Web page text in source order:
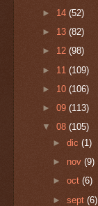
► 14 (52)
► 13 (82)
► 12 (98)
► 11 (109)
► 10 (106)
► 09 (113)
▼ 08 (105)
►dic(1)
► nov(9)
►oct(6)
►sept(6)